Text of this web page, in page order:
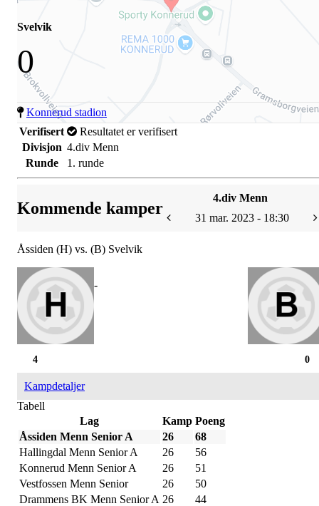
Svelvik
0
Konnerud stadion
Verifisert
Resultatet er verifisert
Divisjon 4.div Menn
Runde
1. runde
Kommende kamper
4.div Menn
31 mar. 2023 - 18:30
Åssiden (H) vs. (B) Svelvik
-
0
4
Kampdetaljer
Tabell
Lag
Kamp Poeng
Åssiden Menn Senior A
26
68
Hallingdal Menn Senior A
26
56
Konnerud Menn Senior A
26
51
Vestfossen Menn Senior
26
50
Drammens BK Menn Senior A 26
44